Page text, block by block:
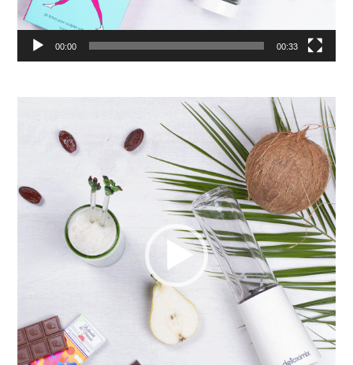
00:00 00:33